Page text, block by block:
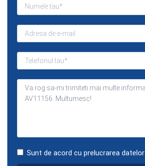
Sunt de acord cu prelucrarea datelor